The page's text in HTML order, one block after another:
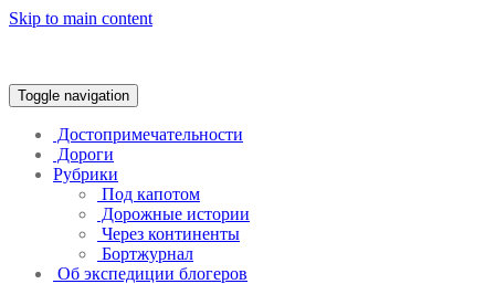
Skip to main content
Toggle navigation
Достопримечательности
Дороги
Рубрики
Под капотом
Дорожные истории
Через континенты
Бортжурнал
Об экспедиции блогеров